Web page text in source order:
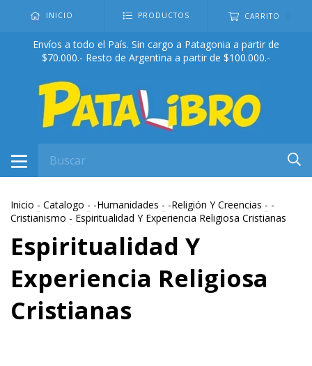
INICIO PRODUCTOS CARRITO
Envíos a todo el País. Sin cargo a Patagonia a partir de
$70.000.- Resto de Argentina a partir de $100.000.-
Inicio - Catalogo - -Humanidades - -Religión Y Creencias - -
Cristianismo - Espiritualidad Y Experiencia Religiosa Cristianas
Espiritualidad Y
Experiencia Religiosa
Cristianas